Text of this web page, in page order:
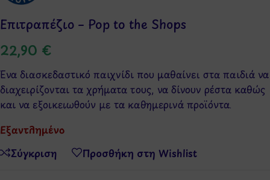
Επιτραπέζιο – Pop to the Shops
22,90 €
Ένα διασκεδαστικό παιχνίδι που μαθαίνει στα παιδιά να
διαχειρίζονται τα χρήματα τους, να δίνουν ρέστα καθώς
και να εξοικειωθούν με τα καθημερινά προϊόντα.
Εξαντλημένο
Σύγκριση
Προσθήκη στη Wishlist